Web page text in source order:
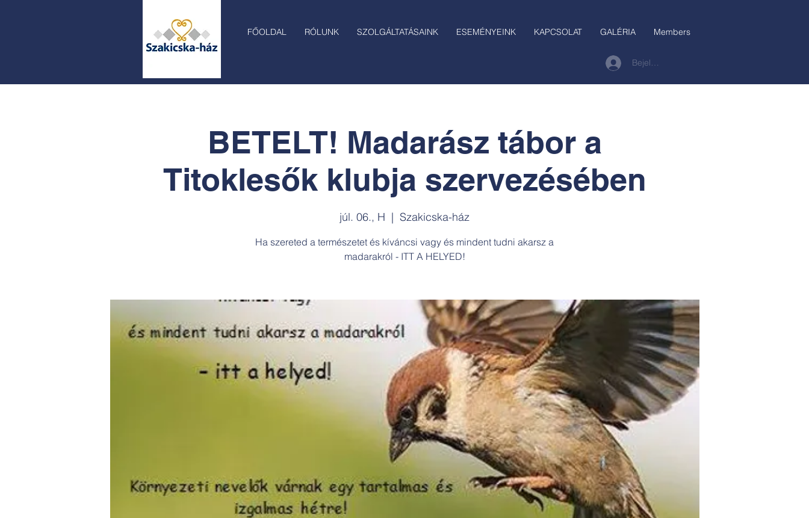
FŐOLDAL RÓLUNK SZOLGÁLTATÁSAINK ESEMÉNYEINK KAPCSOLAT GALÉRIA Members
Bejelentkezés
BETELT! Madarász tábor a
Titoklesők klubja szervezésében
júl. 06., H
  |
Szakicska-ház
Ha szereted a természetet és kíváncsi vagy és mindent tudni akarsz a
madarakról - ITT A HELYED!